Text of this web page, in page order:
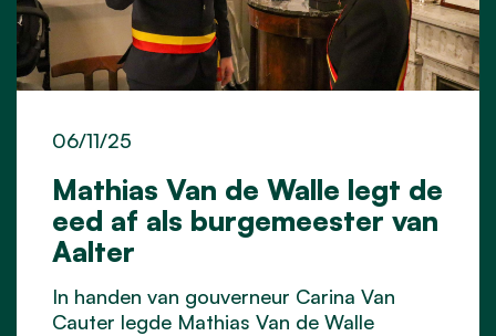
Mathias Van de Walle legt de
eed af als burgemeester van
Aalter
06/11/25
In handen van gouverneur Carina Van
Cauter legde Mathias Van de Walle